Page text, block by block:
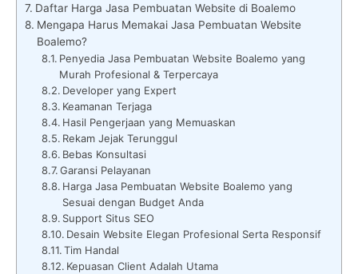
Daftar Harga Jasa Pembuatan Website di Boalemo
Mengapa Harus Memakai Jasa Pembuatan Website
Boalemo?
Penyedia Jasa Pembuatan Website Boalemo yang
Murah Profesional & Terpercaya
Developer yang Expert
Keamanan Terjaga
Hasil Pengerjaan yang Memuaskan
Rekam Jejak Terunggul
Bebas Konsultasi
Garansi Pelayanan
Harga Jasa Pembuatan Website Boalemo yang
Sesuai dengan Budget Anda
Support Situs SEO
Desain Website Elegan Profesional Serta Responsif
Tim Handal
Kepuasan Client Adalah Utama